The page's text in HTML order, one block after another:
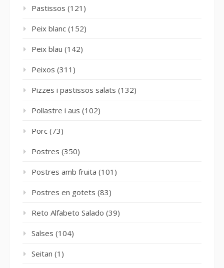
Pastissos (121)
Peix blanc (152)
Peix blau (142)
Peixos (311)
Pizzes i pastissos salats (132)
Pollastre i aus (102)
Porc (73)
Postres (350)
Postres amb fruita (101)
Postres en gotets (83)
Reto Alfabeto Salado (39)
Salses (104)
Seitan (1)